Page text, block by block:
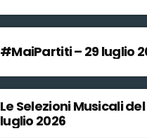
#MaiPartiti – 29 luglio
Le Selezioni Musicali
luglio 2026